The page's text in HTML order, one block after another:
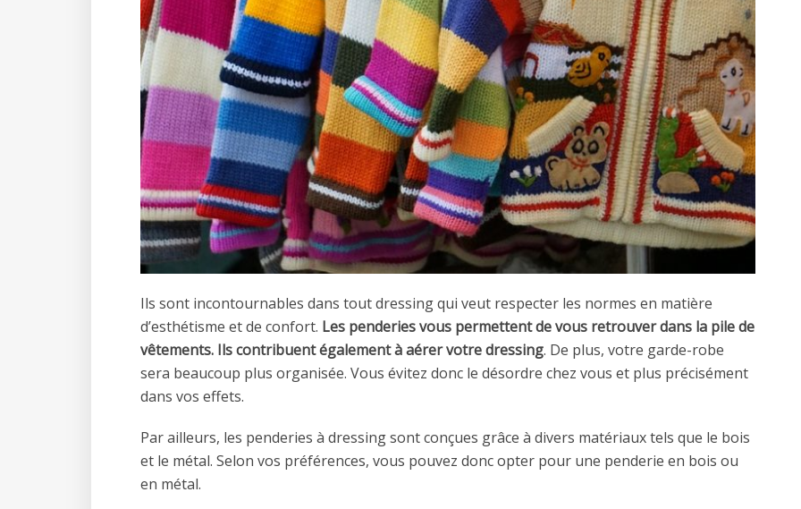
Ils sont incontournables dans tout dressing qui veut respecter les normes en matière
d’esthétisme et de confort. Les penderies vous permettent de vous retrouver dans la pile de
vêtements. Ils contribuent également à aérer votre dressing. De plus, votre garde-robe
sera beaucoup plus organisée. Vous évitez donc le désordre chez vous et plus précisément
dans vos effets.
Par ailleurs, les penderies à dressing sont conçues grâce à divers matériaux tels que le bois
et le métal. Selon vos préférences, vous pouvez donc opter pour une penderie en bois ou
en métal.